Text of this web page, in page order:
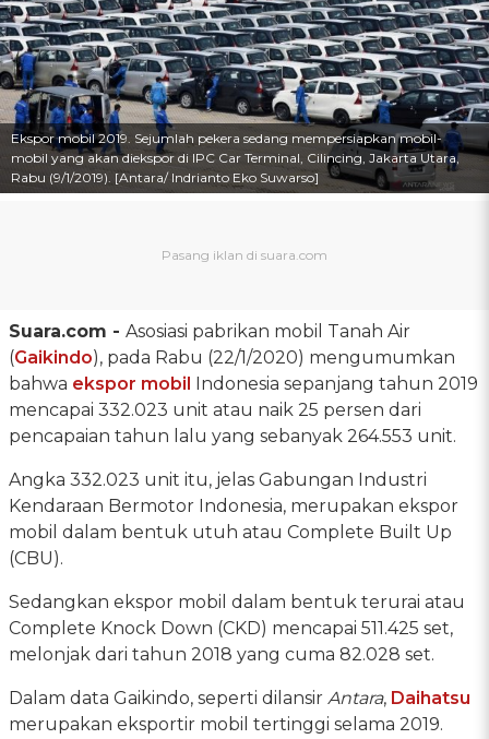
Ekspor mobil 2019. Sejumlah pekera sedang mempersiapkan mobil-
mobil yang akan diekspor di IPC Car Terminal, Cilincing, Jakarta Utara,
Rabu (9/1/2019). [Antara/ Indrianto Eko Suwarso]
Suara.com - Asosiasi pabrikan mobil Tanah Air
(Gaikindo), pada Rabu (22/1/2020) mengumumkan
bahwa ekspor mobil Indonesia sepanjang tahun 2019
mencapai 332.023 unit atau naik 25 persen dari
pencapaian tahun lalu yang sebanyak 264.553 unit.
Angka 332.023 unit itu, jelas Gabungan Industri
Kendaraan Bermotor Indonesia, merupakan ekspor
mobil dalam bentuk utuh atau Complete Built Up
(CBU).
Sedangkan ekspor mobil dalam bentuk terurai atau
Complete Knock Down (CKD) mencapai 511.425 set,
melonjak dari tahun 2018 yang cuma 82.028 set.
Dalam data Gaikindo, seperti dilansir Antara, Daihatsu
merupakan eksportir mobil tertinggi selama 2019.